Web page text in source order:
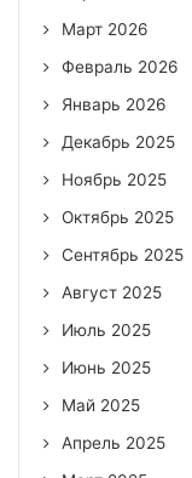
Март 2026
Февраль 2026
Январь 2026
Декабрь 2025
Ноябрь 2025
Октябрь 2025
Сентябрь 2025
Август 2025
Июль 2025
Июнь 2025
Май 2025
Апрель 2025